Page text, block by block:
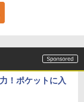
！ポケットに入